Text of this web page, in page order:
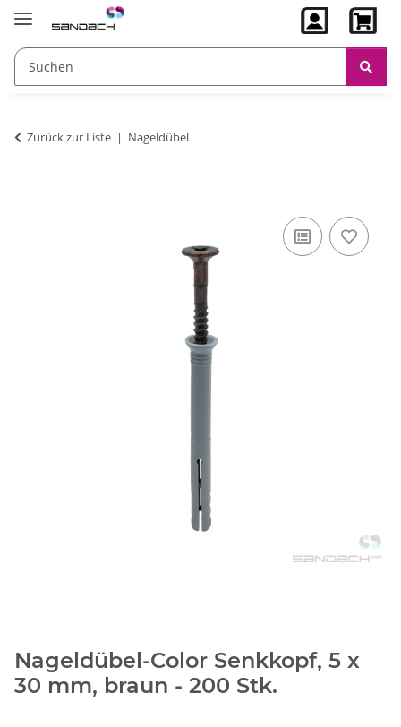
Zurück zur Liste Nageldübel
Nageldübel-Color Senkkopf, 5 x
30 mm, braun - 200 Stk.